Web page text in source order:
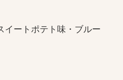
ートポテト味・ブルー